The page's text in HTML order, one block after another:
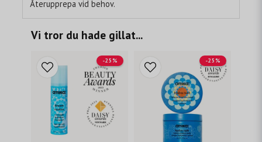
Vi tror du hade gillat...
-25% -25%
Återupprepa vid behov.